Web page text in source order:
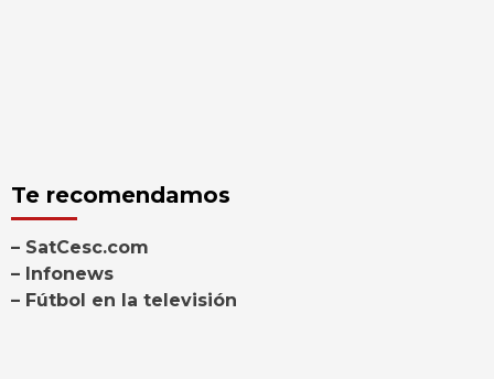
Te recomendamos
– SatCesc.com
– Infonews
– Fútbol en la televisión